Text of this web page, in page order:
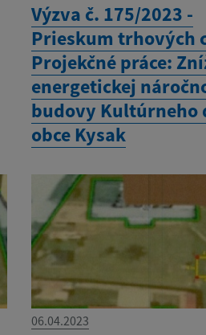
Výzva č. 175/2023 -
Prieskum trhových
Projekčné práce:
energetickej
budovy Kultúrneho
obce Kysak
06.04.2023